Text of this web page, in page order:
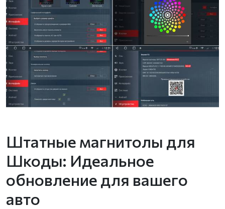
Штатные магнитолы для
Шкоды: Идеальное
обновление для вашего
авто